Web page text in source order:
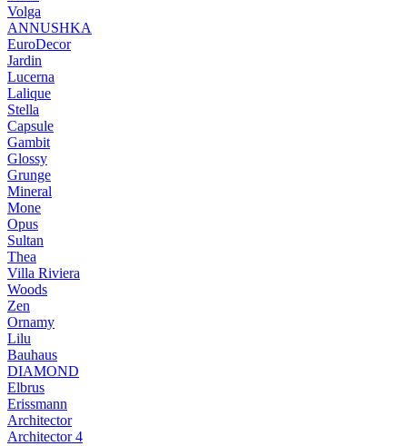
Volga
ANNUSHKA
EuroDecor
Jardin
Lucerna
Lalique
Stella
Capsule
Gambit
Glossy
Grunge
Mineral
Mone
Opus
Sultan
Thea
Villa Riviera
Woods
Zen
Ornamy
Lilu
Bauhaus
DIAMOND
Elbrus
Erissmann
Architector
Architector 4